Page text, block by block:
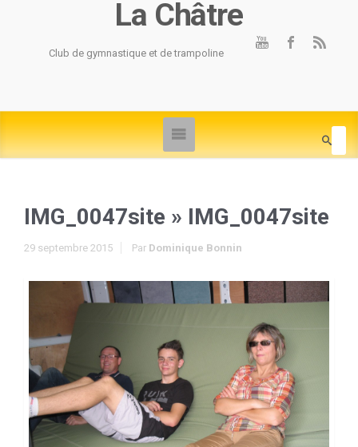
La Châtre
Club de gymnastique et de trampoline
IMG_0047site » IMG_0047site
29 septembre 2015 Par Dominique Bonnin